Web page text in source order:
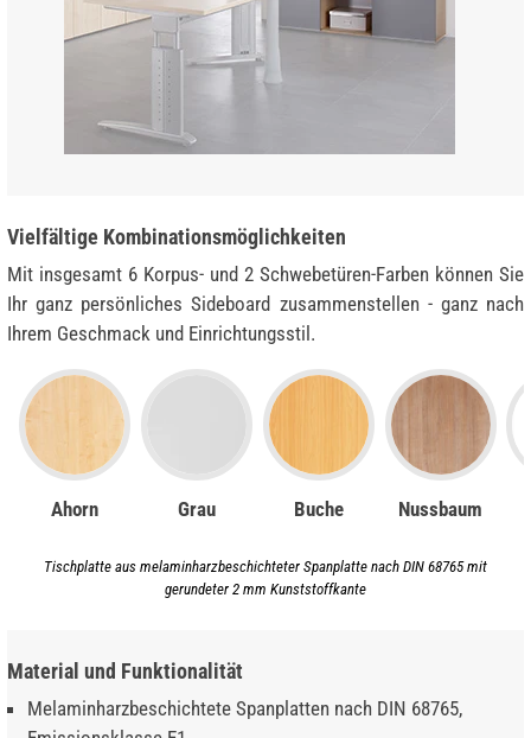
Vielfältige Kombinationsmöglichkeiten
Mit insgesamt 6 Korpus- und 2 Schwebetüren-Farben können Sie
Ihr ganz persönliches Sideboard zusammenstellen - ganz nach
Ihrem Geschmack und Einrichtungsstil.
Ahorn Grau Buche Nussbaum
Tischplatte aus melaminharzbeschichteter Spanplatte nach DIN 68765 mit
gerundeter 2 mm Kunststoffkante
Material und Funktionalität
Melaminharzbeschichtete Spanplatten nach DIN 68765,